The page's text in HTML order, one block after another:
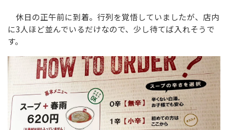
休日の正午前に到着。行列を覚悟していましたが、店内
に3人ほど並んでいるだけなので、少し待てば入れそうで
す。